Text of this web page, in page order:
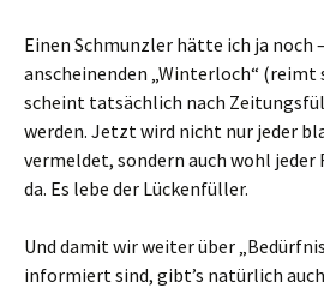
Einen Schmunzler hätte ich ja noch
anscheinenden „Winterloch“ (reimt
scheint tatsächlich nach
werden. Jetzt wird nicht nur jeder
vermeldet, sondern auch wohl jeder
da. Es lebe der Lückenfüller.
Und damit wir weiter über
informiert sind, gibt’s natürlich